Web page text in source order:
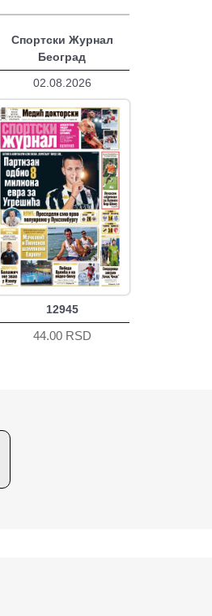
Спортски Журнал
Београд
02.08.2026
12945
44.00 RSD